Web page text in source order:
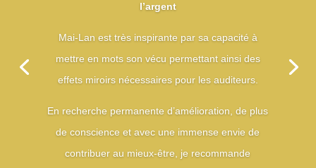
l’argent
Mai-Lan est très inspirante par sa capacité à
mettre en mots son vécu permettant ainsi des
effets miroirs nécessaires pour les auditeurs.
En recherche permanente d’amélioration, de plus
de conscience et avec une immense envie de
contribuer au mieux-être, je recommande